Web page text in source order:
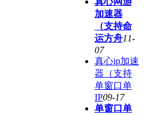
加速器
（支持命
运方舟11-
07
真心ip加速
器（支持
单窗口单
IP09-17
单窗口单